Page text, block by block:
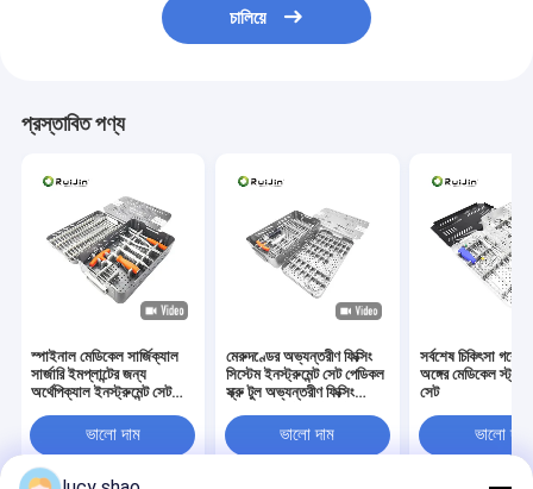
চালিয়ে
প্রস্তাবিত পণ্য
স্পাইনাল মেডিকেল সার্জিক্যাল
সার্জারি ইমপ্লান্টের জন্য
অর্থেপিক্যাল ইনস্ট্রুমেন্ট সেট
ইনস্ট্রুমেন্ট সেটভালো দাম
মেরুদণ্ডের অভ্যন্তরীণ ফিক্সিং
সিস্টেম ইনস্ট্রুমেন্ট সেট পেডিকল
স্ক্রু টুল অভ্যন্তরীণ ফিক্সিং
ভালো দাম
সর্বশেষ চিকিৎসা
অঙ্গের মেডিকেল
সেট
ভালো দাম